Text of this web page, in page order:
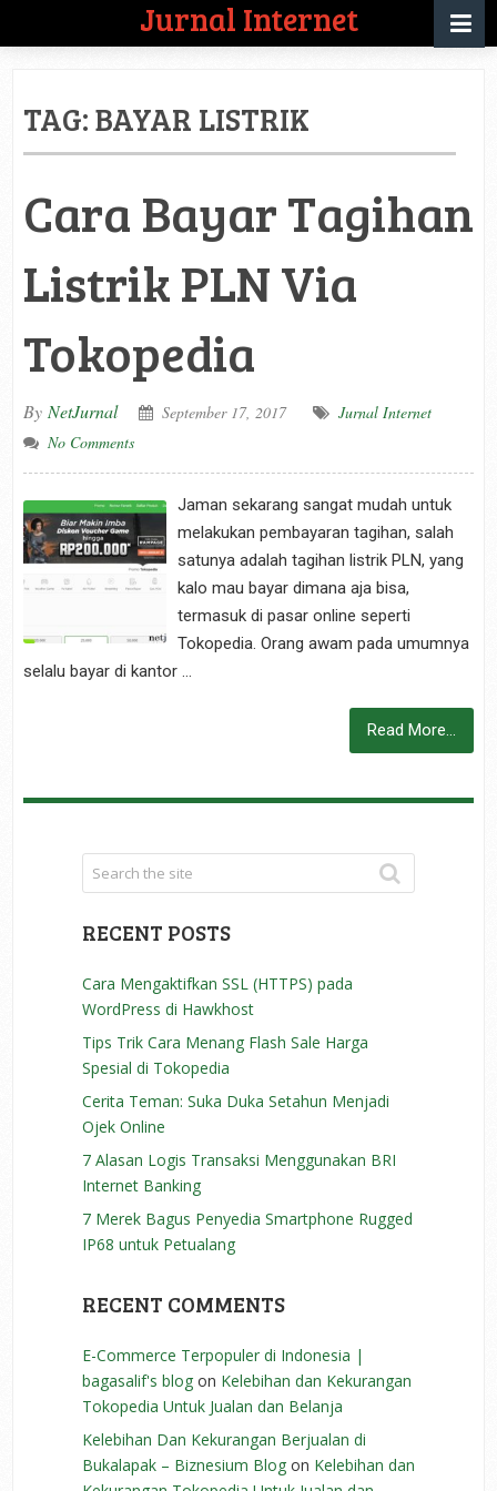
Jurnal Internet
TAG:BAYAR LISTRIK
Cara Bayar Tagihan
Listrik PLN Via
Tokopedia
By NetJurnal September 17, 2017
Jurnal Internet
No Comments
Jaman sekarang sangat mudah untuk
melakukan pembayaran tagihan, salah
satunya adalah tagihan listrik PLN, yang
kalo mau bayar dimana aja bisa,
termasuk di pasar online seperti
Tokopedia. Orang awam pada umumnya
selalu bayar di kantor …
Read More...
RECENT POSTS
Cara Mengaktifkan SSL (HTTPS) pada
WordPress di Hawkhost
Tips Trik Cara Menang Flash Sale Harga
Spesial di Tokopedia
Cerita Teman: Suka Duka Setahun Menjadi
Ojek Online
7 Alasan Logis Transaksi Menggunakan BRI
Internet Banking
7 Merek Bagus Penyedia Smartphone Rugged
IP68 untuk Petualang
RECENT COMMENTS
E-Commerce Terpopuler di Indonesia |
bagasalif's blog on Kelebihan dan Kekurangan
Tokopedia Untuk Jualan dan Belanja
Kelebihan Dan Kekurangan Berjualan di
Bukalapak – Biznesium Blog on Kelebihan dan